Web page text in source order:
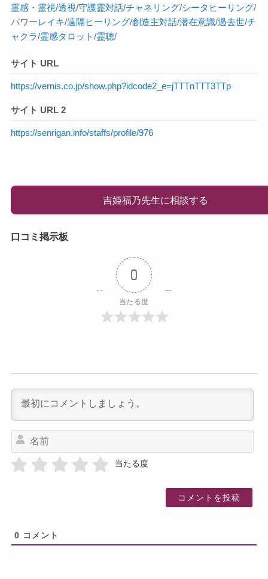
霊感・ 霊視/透視/守護霊対話/チャネリング/シータヒーリング/
パワーレイキ/遠隔ヒーリング/創造主対話/潜在意識/過去世/チ
ャクラ/霊感タロット/霊聴/
サイト URL
https://vernis.co.jp/show.php?idcode2_e=jTTTnTTT3TTp
サイト URL 2
https://senrigan.info/staffs/profile/976
吉姫福乃先生に相談する
口コミ掲示板
0
当たる度
当たる度
0 コメント